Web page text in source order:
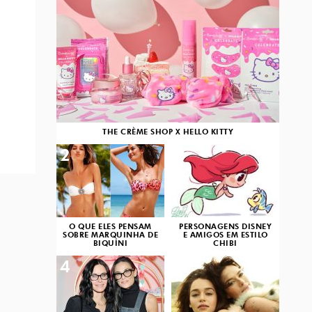
THE CRÈME SHOP X HELLO KITTY
O QUE ELES PENSAM
SOBRE MARQUINHA DE
BIQUÍNI
2
PERSONAGENS DISNEY
E AMIGOS EM ESTILO
CHIBI
3
4